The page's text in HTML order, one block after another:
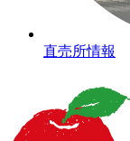
直売所情報